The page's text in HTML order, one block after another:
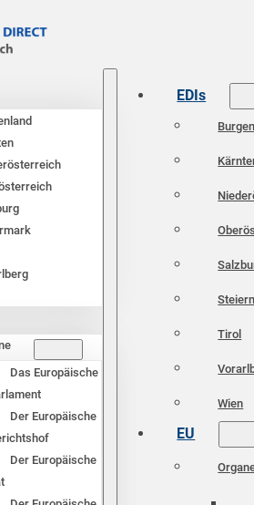
Das Europäische
Der Europäische
Der Europäische
EDIs
Tirol
Wien
EU